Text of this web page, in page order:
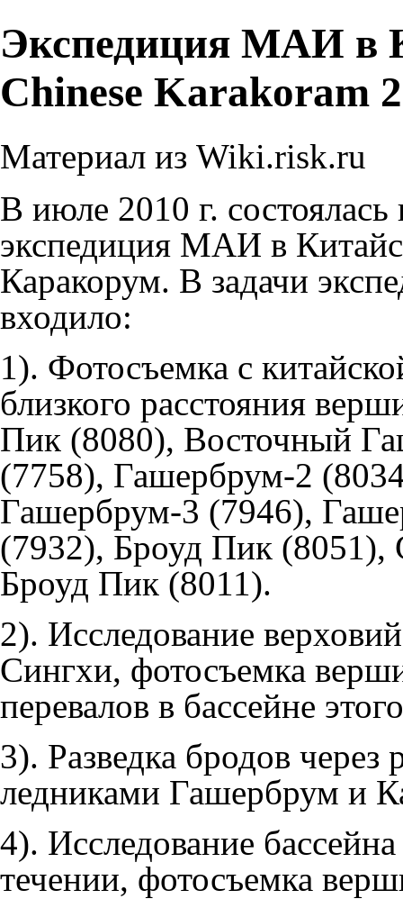
Экспедиция МАИ в
Chinese Karakoram
Материал из Wiki.risk.ru
В июле 2010 г. состоялась
экспедиция МАИ в
Каракорум. В задачи
входило:
1). Фотосъемка с
близкого расстояния
Пик (8080), Восточный
(7758), Гашербрум-2
Гашербрум-3 (7946),
(7932), Броуд Пик (8051),
Броуд Пик (8011).
2). Исследование
Сингхи, фотосъемка
перевалов в бассейне
3). Разведка бродов через
ледниками Гашербрум и
4). Исследование
течении, фотосъемка